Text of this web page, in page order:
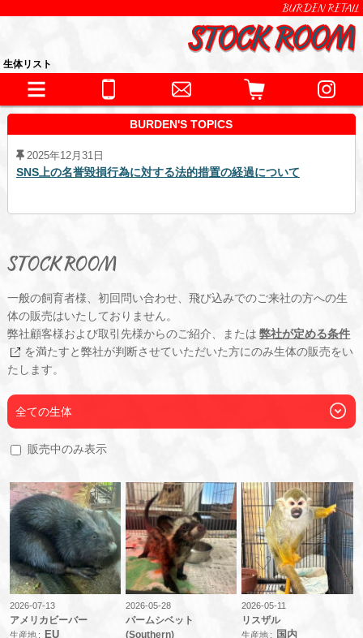
BURDEN RETAIL
生体リスト
BURDEN'S TOPICS
2025年12月31日
SNS上の名誉毀損行為に対する法的措置の経過について
STOCK ROOM
一般の飼育者様、初回問い合わせ、飛び込みでのご来社の方への生
体の販売はいたしておりません。
弊社顧客様および取引先様からのご紹介、または 弊社が定める条件
を満たすと弊社が判断させていただいた方にのみ生体の販売をい
たします。
全ての生体
販売中のみ表示
2026-07-13
アメリカビーバー
生産地 EU
2026-05-28
パームシベット
(Southern)
2026-05-11
リスザル
生産地 国内